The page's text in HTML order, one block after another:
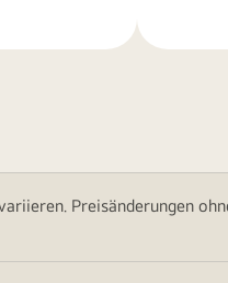
Preisänderungen